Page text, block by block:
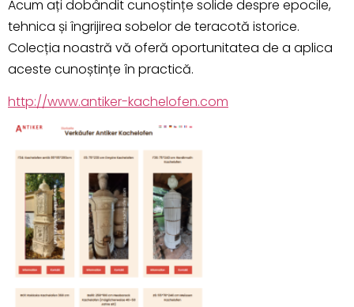
Acum ați dobândit cunoștințe solide despre epocile,
tehnica și îngrijirea sobelor de teracotă istorice.
Colecția noastră vă oferă oportunitatea de a aplica
aceste cunoștințe în practică.
http://www.antiker-kachelofen.com